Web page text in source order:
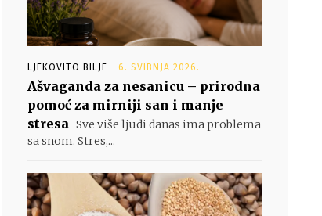
LJEKOVITO BILJE 6. SVIBNJA 2026.
Ašvaganda za nesanicu – prirodna
pomoć za mirniji san i manje
stresa Sve više ljudi danas ima problema
sa snom. Stres,...